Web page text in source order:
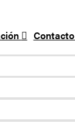
Contacto